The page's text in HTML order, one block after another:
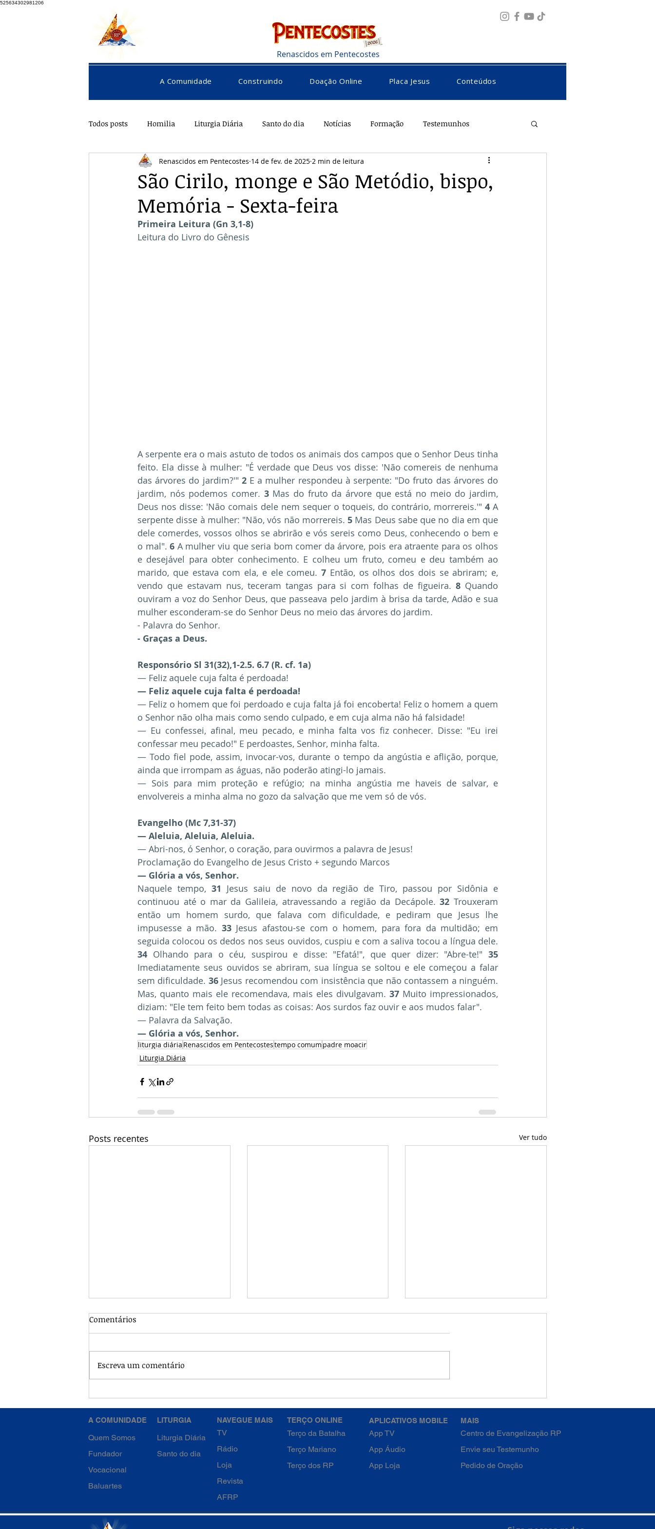
525634302981206
Renascidos em Pentecostes
A Comunidade Construindo Doação Online Placa Jesus Conteúdos
Todos posts Homilia Liturgia Diária Santo do dia Notícias Formação Testemunhos
Pentecostes Galeria Orações Saúde Diversos Vocacional
São Cirilo, monge e São Metódio, bispo,
Memória - Sexta-feira
Renascidos em Pentecostes 14 de fev. de 2025 2 min de leitura
Primeira Leitura (Gn 3,1-8)
Leitura do Livro do Gênesis
A serpente era o mais astuto de todos os animais dos campos que o Senhor Deus tinha
feito. Ela disse à mulher: "É verdade que Deus vos disse: 'Não comereis de nenhuma
das árvores do jardim?'" 2 E a mulher respondeu à serpente: "Do fruto das árvores do
jardim, nós podemos comer. 3 Mas do fruto da árvore que está no meio do jardim,
Deus nos disse: 'Não comais dele nem sequer o toqueis, do contrário, morrereis.'" 4 A
serpente disse à mulher: "Não, vós não morrereis. 5 Mas Deus sabe que no dia em que
dele comerdes, vossos olhos se abrirão e vós sereis como Deus, conhecendo o bem e
o mal". 6 A mulher viu que seria bom comer da árvore, pois era atraente para os olhos
e desejável para obter conhecimento. E colheu um fruto, comeu e deu também ao
marido, que estava com ela, e ele comeu. 7 Então, os olhos dos dois se abriram; e,
vendo que estavam nus, teceram tangas para si com folhas de figueira. 8 Quando
ouviram a voz do Senhor Deus, que passeava pelo jardim à brisa da tarde, Adão e sua
mulher esconderam-se do Senhor Deus no meio das árvores do jardim.
- Palavra do Senhor.
- Graças a Deus.
Responsório Sl 31(32),1-2.5. 6.7 (R. cf. 1a)
— Feliz aquele cuja falta é perdoada!
— Feliz aquele cuja falta é perdoada!
— Feliz o homem que foi perdoado e cuja falta já foi encoberta! Feliz o homem a quem
o Senhor não olha mais como sendo culpado, e em cuja alma não há falsidade!
— Eu confessei, afinal, meu pecado, e minha falta vos fiz conhecer. Disse: "Eu irei
confessar meu pecado!" E perdoastes, Senhor, minha falta.
— Todo fiel pode, assim, invocar-vos, durante o tempo da angústia e aflição, porque,
ainda que irrompam as águas, não poderão atingi-lo jamais.
— Sois para mim proteção e refúgio; na minha angústia me haveis de salvar, e
envolvereis a minha alma no gozo da salvação que me vem só de vós.
Evangelho (Mc 7,31-37)
— Aleluia, Aleluia, Aleluia.
— Abri-nos, ó Senhor, o coração, para ouvirmos a palavra de Jesus!
Proclamação do Evangelho de Jesus Cristo + segundo Marcos
— Glória a vós, Senhor.
Naquele tempo, 31 Jesus saiu de novo da região de Tiro, passou por Sidônia e
continuou até o mar da Galileia, atravessando a região da Decápole. 32 Trouxeram
então um homem surdo, que falava com dificuldade, e pediram que Jesus lhe
impusesse a mão. 33 Jesus afastou-se com o homem, para fora da multidão; em
34 Olhando para o céu, suspirou e disse: "Efatá!", que quer dizer: "Abre-te!" 35
Imediatamente seus ouvidos se abriram, sua língua se soltou e ele começou a falar
sem dificuldade. 36 Jesus recomendou com insistência que não contassem a ninguém.
Mas, quanto mais ele recomendava, mais eles divulgavam. 37 Muito impressionados,
diziam: "Ele tem feito bem todas as coisas: Aos surdos faz ouvir e aos mudos falar".
— Palavra da Salvação.
— Glória a vós, Senhor.
liturgia diária Renascidos em Pentecostestempo comum padre moacir
Liturgia Diária
Posts recentes Ver tudo
Quinta-feira
Quarta-feira
Terça-feira
Comentários
Escreva um comentário
A COMUNIDADE
Quem Somos
Fundador
Vocacional
Baluartes
LITURGIA
Liturgia Diária
Santo do dia
NAVEGUE MAIS
TV
Rádio
Loja
Revista
AFRP
TERÇO ONLINE
Terço da Batalha
Terço Mariano
Terço dos RP
APLICATIVOS MOBILE
App TV
App Áudio
App Loja
MAIS
Centro de Evangelização RP
Envie seu Testemunho
Pedido de Oração